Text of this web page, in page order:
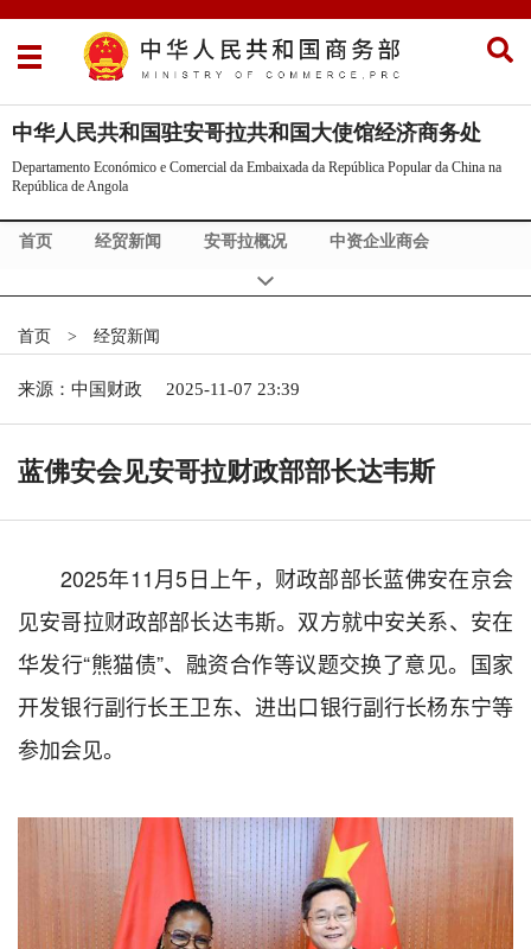
中华人民共和国驻安哥拉共和国大使馆经济商务处
Departamento Económico e Comercial da Embaixada da República Popular da China na
República de Angola
首页 经贸新闻 安哥拉概况 中资企业商会
首页 > 经贸新闻
来源：中国财政 2025-11-07 23:39
蓝佛安会见安哥拉财政部部长达韦斯
2025年11月5日上午，财政部部长蓝佛安在京会
见安哥拉财政部部长达韦斯。双方就中安关系、安在
华发行“熊猫债”、融资合作等议题交换了意见。国家
开发银行副行长王卫东、进出口银行副行长杨东宁等
参加会见。